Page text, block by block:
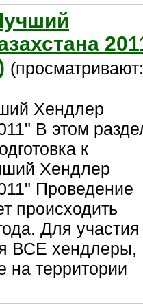
(просматривают:
Хендлер
В этом
к
Хендлер
Проведение
происходить
Для участия
ВСЕ хендлеры,
территории